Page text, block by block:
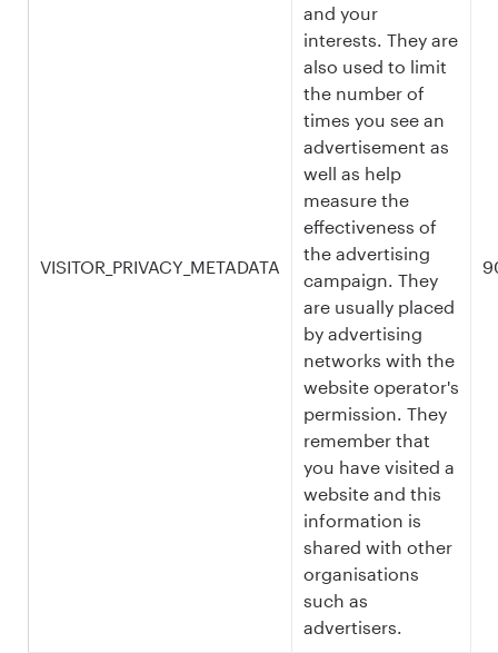
VISITOR_PRIVACY_METADATA
and your
interests. They are
also used to limit
the number of
times you see an
advertisement as
well as help
measure the
effectiveness of
the advertising
campaign. They
are usually placed
by advertising
networks with the
website operator's
permission. They
remember that
you have visited a
website and this
information is
shared with other
organisations
such as
advertisers.